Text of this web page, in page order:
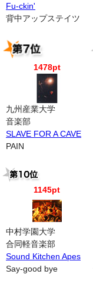
Fu-ckin'
背中アップステイツ
1478pt
九州産業大学
音楽部
SLAVE FOR A CAVE
PAIN
1145pt
中村学園大学
合同軽音楽部
Sound Kitchen Apes
Say-good bye